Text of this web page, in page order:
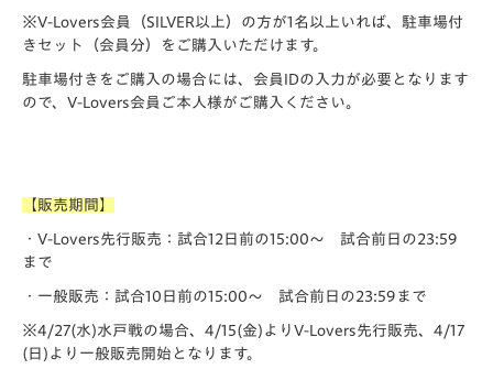
※V-Lovers会員（SILVER以上）の方が1名以上いれば、駐車場付
きセット（会員分）をご購入いただけます。
駐車場付きをご購入の場合には、会員IDの入力が必要となります
ので、V-Lovers会員ご本人様がご購入ください。
【販売期間】
・V-Lovers先行販売：試合12日前の15:00～ 試合前日の23:59
まで
・一般販売：試合10日前の15:00～ 試合前日の23:59まで
※4/27(水)水戸戦の場合、4/15(金)よりV-Lovers先行販売、4/17
(日)より一般販売開始となります。